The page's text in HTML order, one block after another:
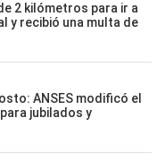
2 kilómetros para ir a
y recibió una multa de
ANSES modificó el
jubilados y